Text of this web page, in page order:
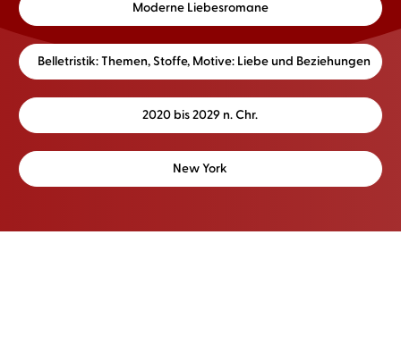
Moderne Liebesromane
Belletristik: Themen, Stoffe, Motive: Liebe und Beziehungen
2020 bis 2029 n. Chr.
New York